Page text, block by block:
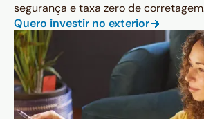
segurança e taxa zero de
Quero investir no exterior